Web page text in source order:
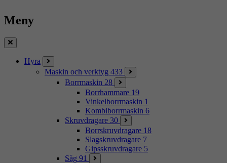
Meny
Stäng
Hyra
Maskin och verktyg 433
Borrmaskin 28
Borrhammare 19
Vinkelborrmaskin 1
Kombiborrmaskin 6
Skruvdragare 30
Borrskruvdragare 18
Slagskruvdragare 7
Gipsskruvdragare 5
Såg 91